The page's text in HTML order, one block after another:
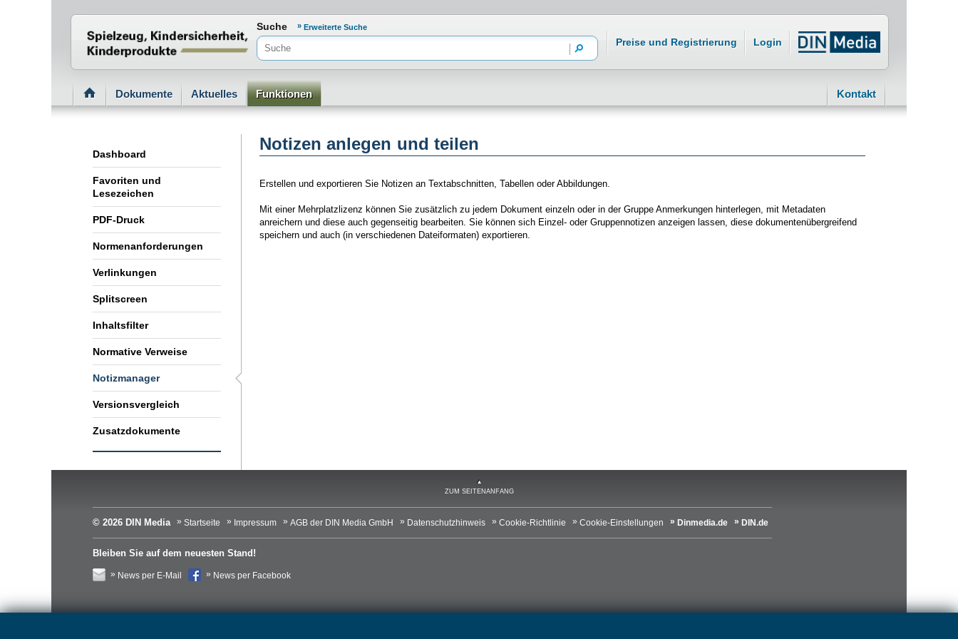
Normenportal Barrierefreiheit
Suche Erweiterte Suche
Preise und Registrierung Login
Dokumente Aktuelles Funktionen Kontakt
Dashboard
Favoriten und
Lesezeichen
PDF-Druck
Normenanforderungen
Verlinkungen
Splitscreen
Inhaltsfilter
Normative Verweise
Notizmanager
Versionsvergleich
Zusatzdokumente
Notizen anlegen und teilen
Erstellen und exportieren Sie Notizen an Textabschnitten, Tabellen oder Abbildungen.
Mit einer Mehrplatzlizenz können Sie zusätzlich zu jedem Dokument einzeln oder in der Gruppe Anmerkungen hinterlegen, mit Metadaten
anreichern und diese auch gegenseitig bearbeiten. Sie können sich Einzel- oder Gruppennotizen anzeigen lassen, diese dokumentenübergreifend
speichern und auch (in verschiedenen Dateiformaten) exportieren.
ZUM SEITENANFANG
© 2026 DIN Media Startseite Impressum AGB der DIN Media GmbH Datenschutzhinweis Cookie-Richtlinie Cookie-Einstellungen Dinmedia.de DIN.de
Bleiben Sie auf dem neuesten Stand!
News per E-Mail News per Facebook